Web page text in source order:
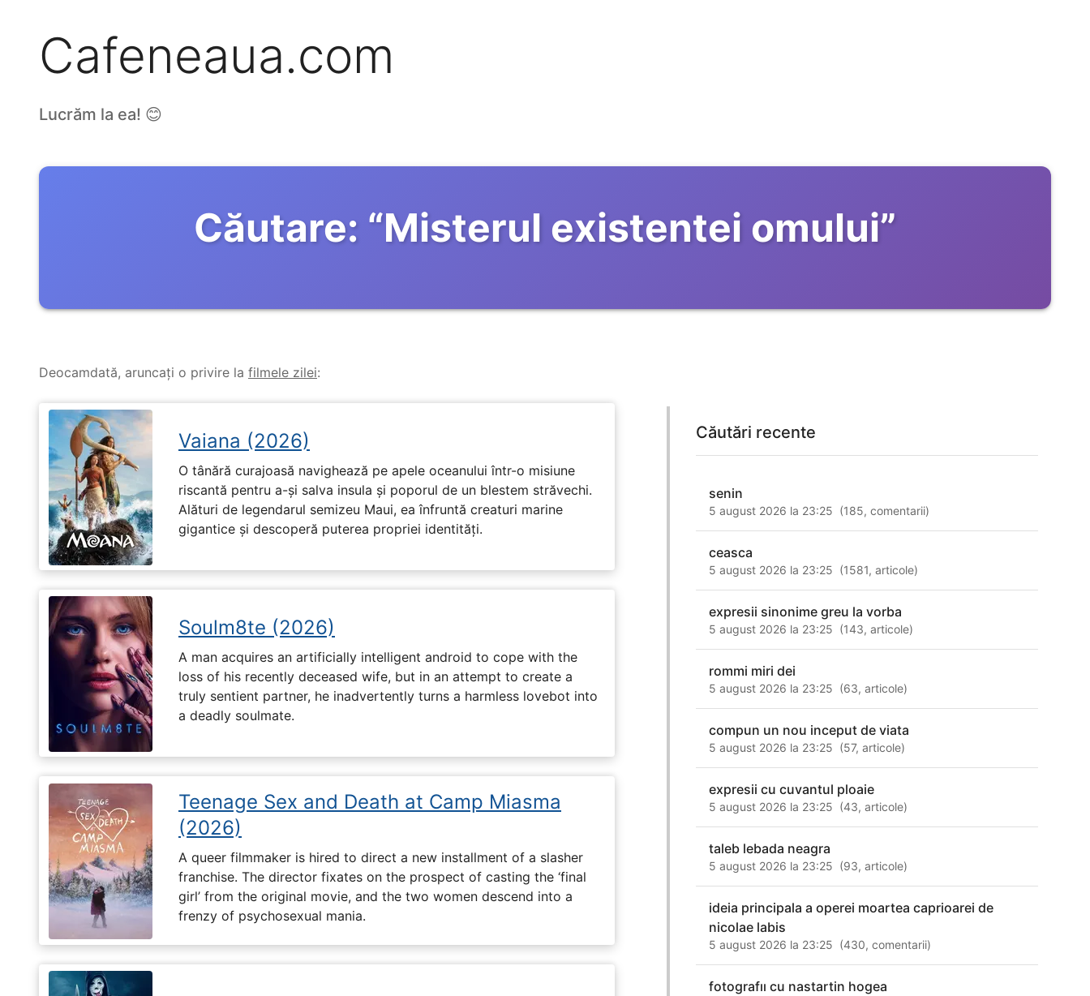
Cafeneaua.com
Lucrăm la ea! 😊
Căutare: “Misterul existentei omului”
Deocamdată, aruncați o privire la filmele zilei:
Vaiana (2026)
O tânără curajoasă navighează pe apele oceanului într-o misiune
riscantă pentru a-și salva insula și poporul de un blestem străvechi.
Alături de legendarul semizeu Maui, ea înfruntă creaturi marine
gigantice și descoperă puterea propriei identități.
Soulm8te (2026)
A man acquires an artificially intelligent android to cope with the
loss of his recently deceased wife, but in an attempt to create a
truly sentient partner, he inadvertently turns a harmless lovebot into
a deadly soulmate.
Teenage Sex and Death at Camp Miasma
(2026)
A queer filmmaker is hired to direct a new installment of a slasher
franchise. The director fixates on the prospect of casting the ‘final
girl’ from the original movie, and the two women descend into a
frenzy of psychosexual mania.
Căutări recente
senin
5 august 2026 la 23:25 (185,comentarii)
ceasca
5 august 2026 la 23:25 (1581,articole)
expresii sinonime greu la vorba
5 august 2026 la 23:25 (143,articole)
rommi miri dei
5 august 2026 la 23:25 (63,articole)
compun un nou inceput de viata
5 august 2026 la 23:25 (57,articole)
expresii cu cuvantul ploaie
5 august 2026 la 23:25 (43,articole)
taleb lebada neagra
5 august 2026 la 23:25 (93,articole)
ideia principala a operei moartea caprioarei de
nicolae labis
5 august 2026 la 23:25 (430,comentarii)
fotografıı cu nastartin hogea